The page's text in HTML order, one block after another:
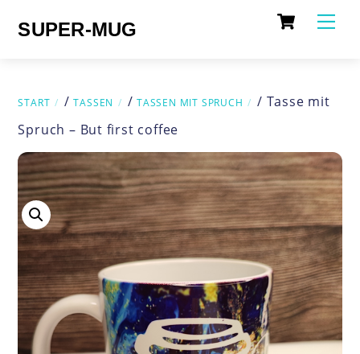
Cart
SUPER-MUG
START /TASSEN /TASSEN MIT SPRUCH
/ Tasse mit
Spruch – But first coffee